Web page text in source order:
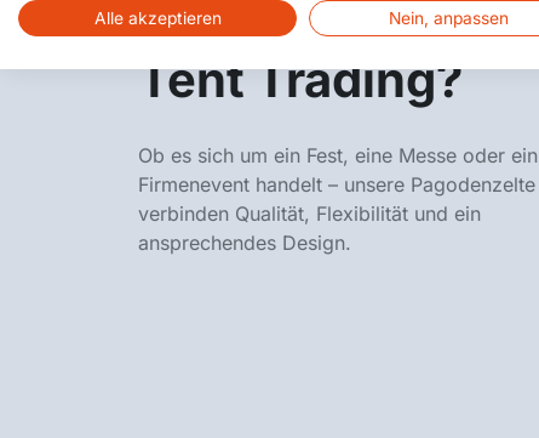
Pagodenzelt von
Tent Trading?
Ob es sich um ein Fest, eine Messe oder ein
Firmenevent handelt – unsere Pagodenzelte
verbinden Qualität, Flexibilität und ein
ansprechendes Design.
Alle akzeptieren Nein, anpassen